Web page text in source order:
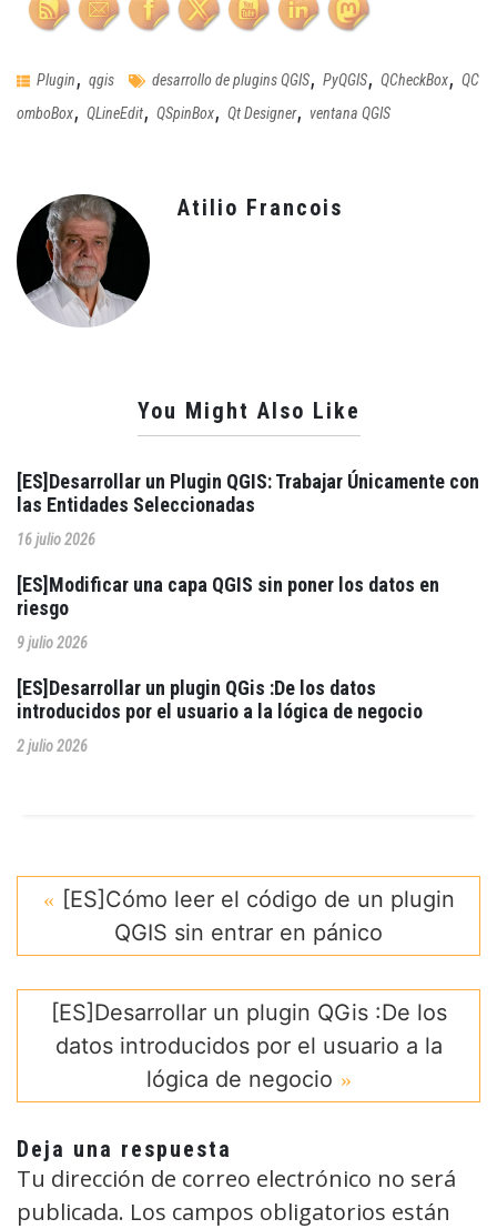
Plugin, qgis desarrollo de plugins QGIS, PyQGIS, QCheckBox, QC
omboBox, QLineEdit, QSpinBox, Qt Designer, ventana QGIS
Atilio Francois
You Might Also Like
[ES]Desarrollar un Plugin QGIS: Trabajar Únicamente con
las Entidades Seleccionadas
16 julio 2026
[ES]Modificar una capa QGIS sin poner los datos en
riesgo
9 julio 2026
[ES]Desarrollar un plugin QGis :De los datos
introducidos por el usuario a la lógica de negocio
2 julio 2026
[ES]Cómo leer el código de un plugin
QGIS sin entrar en pánico
[ES]Desarrollar un plugin QGis :De los
datos introducidos por el usuario a la
lógica de negocio
Deja una respuesta
Tu dirección de correo electrónico no será
publicada. Los campos obligatorios están